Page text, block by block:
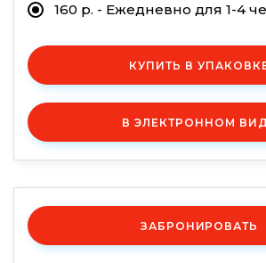
160 р. - Ежедневно для 1-4
КУПИТЬ В
В ЭЛЕКТРОННОМ
ЗАБРОНИРОВАТЬ